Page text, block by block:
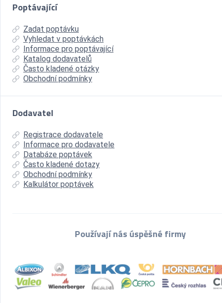
Poptávající
Zadat poptávku
Vyhledat v poptávkách
Informace pro poptávající
Katalog dodavatelů
Často kladené otázky
Obchodní podmínky
Dodavatel
Registrace dodavatele
Informace pro dodavatele
Databáze poptávek
Často kladené dotazy
Obchodní podmínky
Kalkulátor poptávek
Používají nás úspěšné firmy